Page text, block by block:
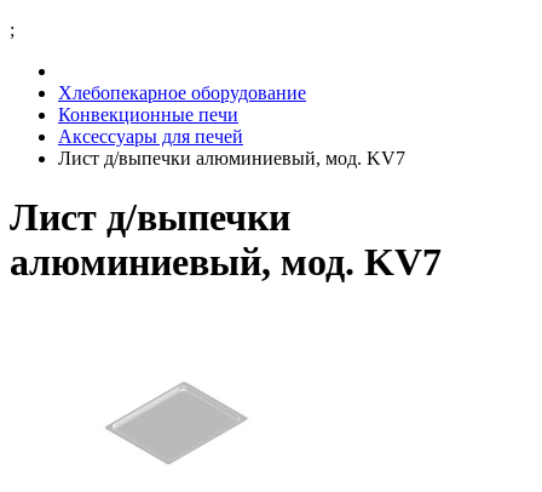
;
Хлебопекарное оборудование
Конвекционные печи
Аксессуары для печей
Лист д/выпечки алюминиевый, мод. KV7
Лист д/выпечки
алюминиевый, мод. KV7